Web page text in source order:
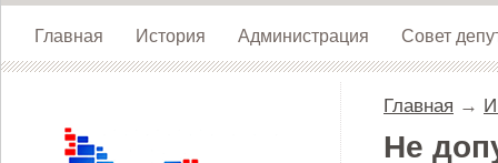
Главная История Администрация Совет
Главная →
Не